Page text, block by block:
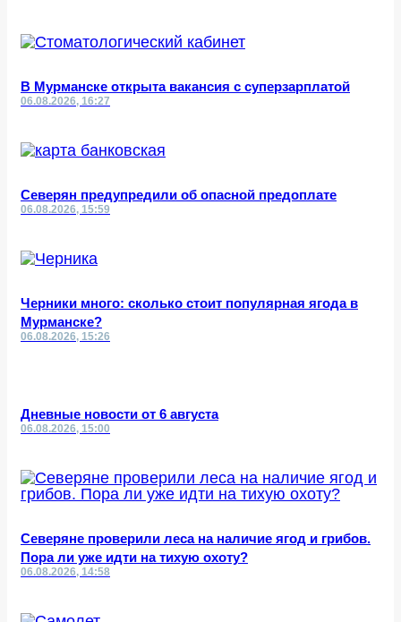
В Мурманске открыта вакансия с суперзарплатой
06.08.2026, 16:27
Северян предупредили об опасной предоплате
06.08.2026, 15:59
Черники много: сколько стоит популярная ягода в
Мурманске?
06.08.2026, 15:26
Дневные новости от 6 августа
06.08.2026, 15:00
Северяне проверили леса на наличие ягод и грибов.
Пора ли уже идти на тихую охоту?
06.08.2026, 14:58